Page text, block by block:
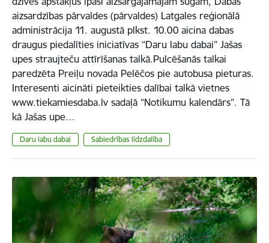
aizsardzības pārvaldes (pārvaldes) Latgales reģionālā
administrācija 11. augustā plkst. 10.00 aicina dabas
draugus piedalīties iniciatīvas “Daru labu dabai” Jašas
upes straujteču attīrīšanas talkā.Pulcēšanās talkai
paredzēta Preiļu novada Pelēčos pie autobusa pieturas.
Interesenti aicināti pieteikties dalībai talkā vietnes
www.tiekamiesdaba.lv sadaļā “Notikumu kalendārs”. Tā
kā Jašas upe…
Daru labu dabai Sabiedrības līdzdalība